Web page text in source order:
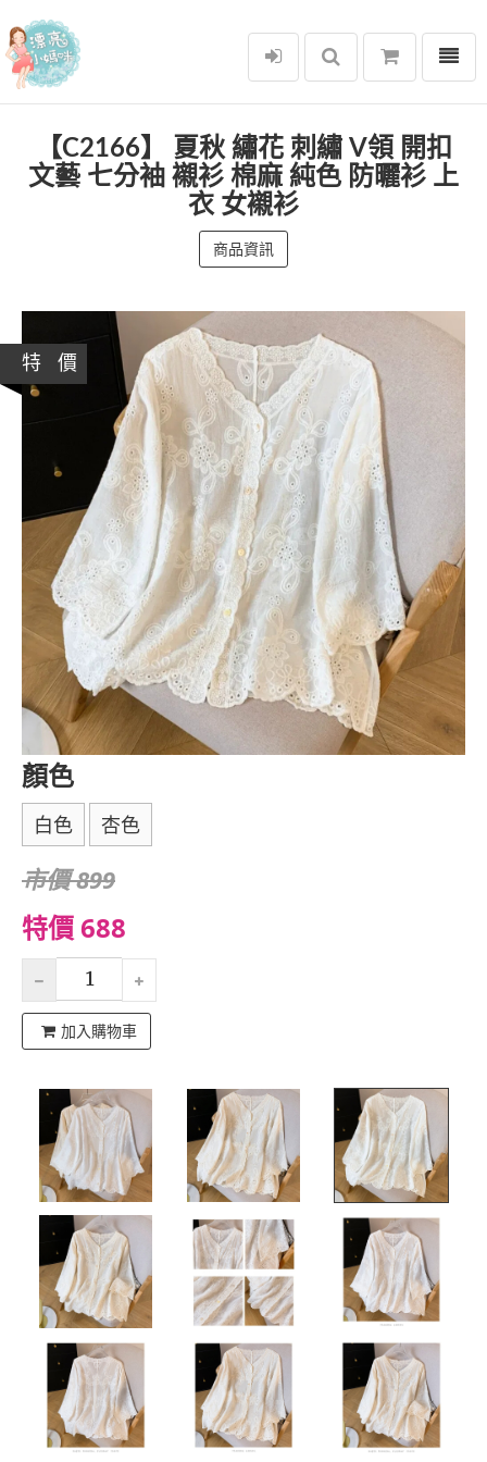
漂亮小媽咪
選單
【C2166】 夏秋 繡花 刺繡 V領 開扣
文藝 七分袖 襯衫 棉麻 純色 防曬衫 上
衣 女襯衫
商品資訊
特 價
顏色
白色 杏色
市價 899
特價 688
加入購物車